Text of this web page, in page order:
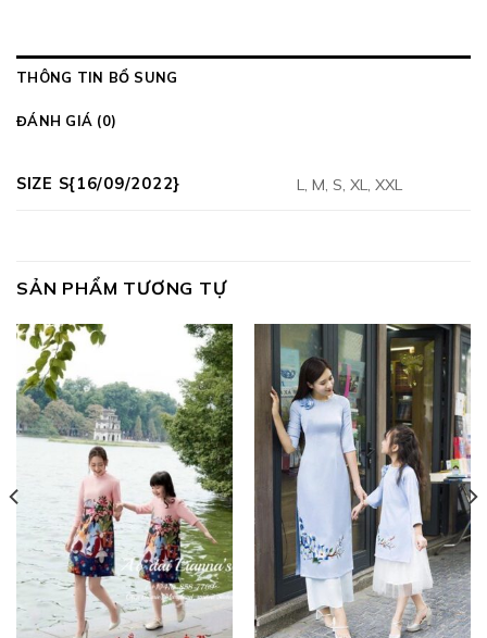
THÔNG TIN BỔ SUNG
ĐÁNH GIÁ (0)
SIZE S{16/09/2022} L, M, S, XL, XXL
SẢN PHẨM TƯƠNG TỰ